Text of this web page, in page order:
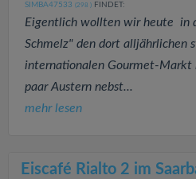
SIMBA47533 (298 ) FINDET:
Eigentlich wollten wir heute in
Schmelz" den dort alljährlichen
internationalen Gourmet-Markt
paar Austern nebst...
mehr lesen
Eiscafé Rialto 2 im